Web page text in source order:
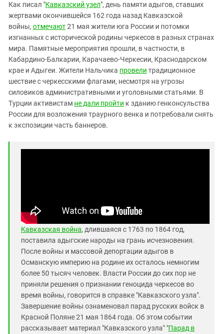
Южная Осетия
Южный Кавказ
ЮФО
Как писал "Кавказский узел", день памяти адыгов, ставших
жертвами окончившейся 162 года назад Кавказской
войны, отмечают21 мая жители юга России и потомки
изгнанных с исторической родины черкесов в разных странах
мира. Памятные мероприятия прошли, в частности, в
Кабардино-Балкарии, Карачаево-Черкесии, Краснодарском
крае и Адыгеи. Жители Нальчика провели традиционное
шествие с черкесскими флагами, несмотря на угрозы
силовиков административными и уголовными статьями. В
Турции активистам не дали пройти к зданию генконсульства
России для возложения траурного венка и потребовали снять
к экспозиции часть баннеров.
Кавказская война, длившаяся с 1763 по 1864 год,
поставила адыгские народы на грань исчезновения.
После войны и массовой депортации адыгов в
Османскую империю на родине их осталось немногим
более 50 тысяч человек. Власти России до сих пор не
приняли решения о признании геноцида черкесов во
время войны, говорится в справке "Кавказского узла".
Завершение войны ознаменовал парад русских войск в
Красной Поляне 21 мая 1864 года. Об этом событии
рассказывает материал "Кавказского узла" "Парад в